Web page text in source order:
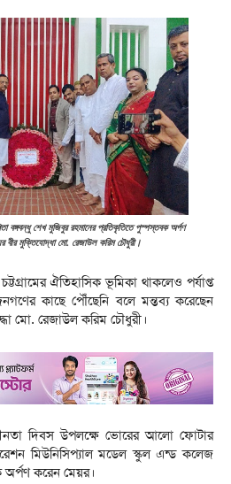
বঙ্গবন্ধু শেখ মুজিবুর রহমানের প্রতিকৃতিতে পুস্পস্তবক অর্পণ
বীর মুক্তিযোদ্ধা মো. রেজাউল করিম চৌধুরী।
ঐতিহাসিক ভূমিকা থাকলেও পর্যাপ্ত
কাছে পৌঁছেনি বলে মন্তব্য করেছেন
মো. রেজাউল করিম চৌধুরী।
দিবস উপলক্ষে ভোরের আলো ফোটার
মিউনিসিপ্যাল মডেল স্কুল এন্ড কলেজ
অর্পণ করেন মেয়র।